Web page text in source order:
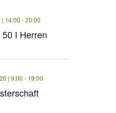
I Herren
14:00 -20:00
| 9:00 - 19:00